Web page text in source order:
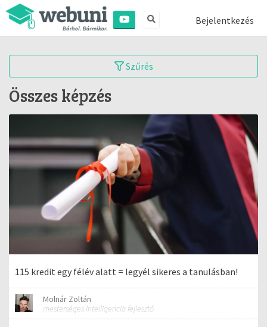
Bejelentkezés
Szűrés
Összes képzés
115 kredit egy félév alatt = legyél sikeres a tanulásban!
Molnár Zoltán
mesterséges intelligencia fejlesztő